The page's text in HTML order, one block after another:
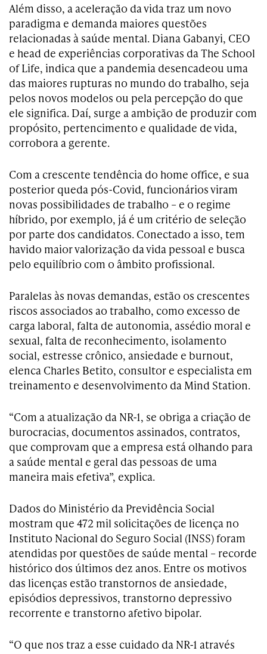
Além disso, a aceleração da vida traz um novo
paradigma e demanda maiores questões
relacionadas à saúde mental. Diana Gabanyi, CEO
e head de experiências corporativas da The School
of Life, indica que a pandemia desencadeou uma
das maiores rupturas no mundo do trabalho, seja
pelos novos modelos ou pela percepção do que
ele significa. Daí, surge a ambição de produzir com
propósito, pertencimento e qualidade de vida,
corrobora a gerente.
Com a crescente tendência do home office, e sua
posterior queda pós-Covid, funcionários viram
novas possibilidades de trabalho – e o regime
híbrido, por exemplo, já é um critério de seleção
por parte dos candidatos. Conectado a isso, tem
havido maior valorização da vida pessoal e busca
pelo equilíbrio com o âmbito profissional.
Paralelas às novas demandas, estão os crescentes
riscos associados ao trabalho, como excesso de
carga laboral, falta de autonomia, assédio moral e
sexual, falta de reconhecimento, isolamento
social, estresse crônico, ansiedade e burnout,
elenca Charles Betito, consultor e especialista em
treinamento e desenvolvimento da Mind Station.
“Com a atualização da NR-1, se obriga a criação de
burocracias, documentos assinados, contratos,
que comprovam que a empresa está olhando para
a saúde mental e geral das pessoas de uma
maneira mais efetiva”, explica.
Dados do Ministério da Previdência Social
mostram que 472 mil solicitações de licença no
Instituto Nacional do Seguro Social (INSS) foram
atendidas por questões de saúde mental – recorde
histórico dos últimos dez anos. Entre os motivos
das licenças estão transtornos de ansiedade,
episódios depressivos, transtorno depressivo
recorrente e transtorno afetivo bipolar.
“O que nos traz a esse cuidado da NR-1 através